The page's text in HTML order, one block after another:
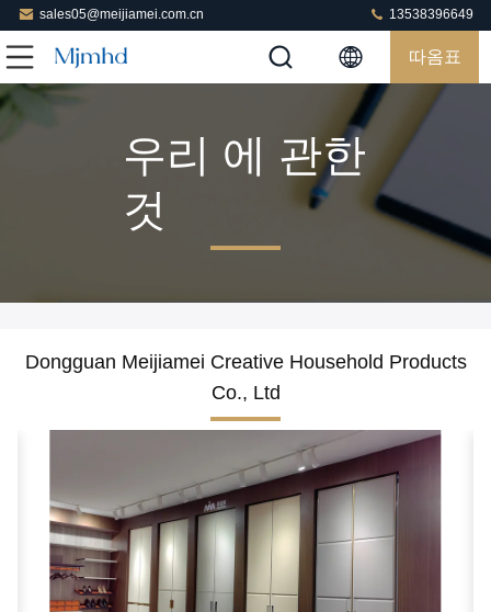
sales05@meijiamei.com.cn 13538396649
따옴표
우리 에 관한
것
Dongguan Meijiamei Creative Household Products
Co., Ltd